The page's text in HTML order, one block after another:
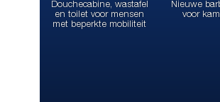
Douchecabine, wastafel
en toilet voor mensen
met beperkte mobiliteit
Nieuwe
voor